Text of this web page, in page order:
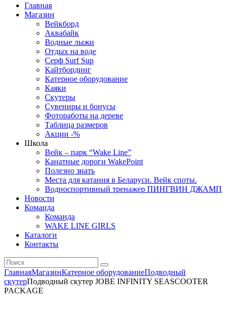
Главная
Магазин
Вейкборд
Аквабайк
Водные лыжи
Отдых на воде
Серф Surf Sup
Кайтбординг
Катерное оборудование
Каяки
Скутеры
Сувениры и бонусы
Фотоработы на дереве
Таблица размеров
Акции -%
Школа
Вейк – парк “Wake Line”
Канатные дороги WakePoint
Полезно знать
Места для катания в Беларуси. Вейк споты.
Водноспортивный тренажер ПИНГВИН ДЖАМП
Новости
Команда
Команда
WAKE LINE GIRLS
Каталоги
Контакты
ГлавнаяМагазинКатерное оборудованиеПодводный
скутерПодводный скутер JOBE INFINITY SEASCOOTER
PACKAGE